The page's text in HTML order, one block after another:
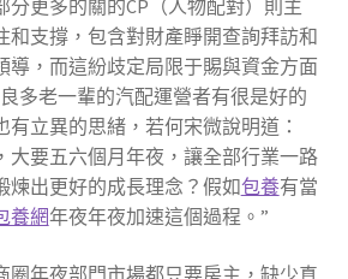
分更多的關的CP（人物配對）則主
和支撐，包含對財產睜開查詢拜訪和
導，而這紛歧定局限于賜與資金方面
多老一輩的汽配運營者有很是好的
立異的思緒，若何宋微說明道：
大要五六個月年夜，讓全部行業一路
煉出更好的成長理念？假如包養有當
養網年夜年夜加速這個過程。”
圈年夜部門市場都只要房主，缺少真